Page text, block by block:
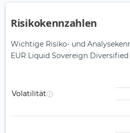
Risikokennzahlen
Wichtige Risiko- und
EUR Liquid Sovereign Diversified
Volatilität